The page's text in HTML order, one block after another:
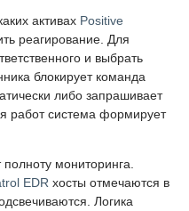
активах Positive
реагирование. Для
и выбрать
блокирует команда
либо запрашивает
работ система формирует
мониторинга.
EDR хосты отмечаются в
Логика